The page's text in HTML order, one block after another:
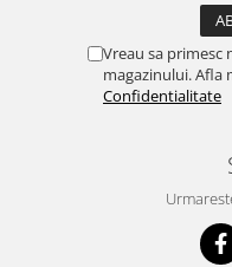
Vreau sa
magazinului. Afla
Confidentialitate